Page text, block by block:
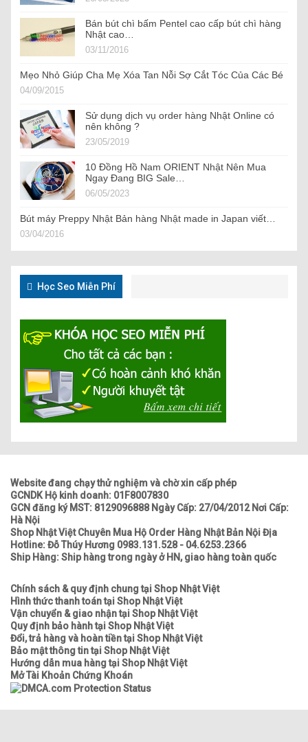
Bán bút chì bấm Pentel cao cấp bút chì hàng
Nhật cao…
03/11/2016
Mẹo Nhỏ Giúp Cha Mẹ Xóa Tan Nỗi Sợ Cắt Tóc Của Các Bé
04/09/2015
Sử dụng dịch vụ order hàng Nhật Online có
nên không ?
23/05/2019
10 Đồng Hồ Nam ORIENT Nhật Nên Mua
Ngay Đang BIG Sale…
06/05/2023
Bút máy Preppy Nhật Bản hàng Nhật made in Japan viết…
03/04/2016
Học Seo Miễn Phí
Website đang chạy thử nghiệm và chờ xin cấp phép
GCNDK Hộ kinh doanh: 01F8007830
GCN đăng ký MST: 8129096888 Ngày Cấp: 27/04/2012 Nơi Cấp:
Hà Nội
Shop Nhật Việt Chuyên Mua Hộ Order Hàng Nhật Bản Nội Địa
Hotline: Đỗ Thúy Hương 0983.131.528 - 04.6253.2366
Ship Hàng: Ship hàng trong ngày ở HN, giao hàng toàn quốc
Chính sách & quy định chung tại Shop Nhật Việt
Hình thức thanh toán tại Shop Nhật Việt
Vận chuyển & giao nhận tại Shop Nhật Việt
Quy định bảo hành tại Shop Nhật Việt
Đổi, trả hàng và hoàn tiền tại Shop Nhật Việt
Bảo mật thông tin tại Shop Nhật Việt
Hướng dẫn mua hàng tại Shop Nhật Việt
Mở Tài Khoản Chứng Khoán